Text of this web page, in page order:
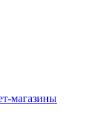
магазины